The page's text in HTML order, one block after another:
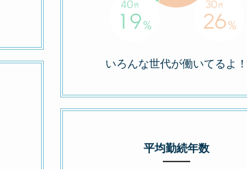
いろんな世代が働いてるよ！
平均勤続年数